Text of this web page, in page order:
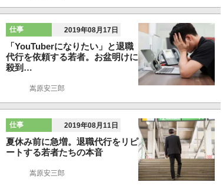
仕事 2019年08月17日
「YouTuberになりたい」と退職
代行を依頼する若者。お盆明けに
殺到…
嵩原安三郎
仕事 2019年08月11日
夏休み前に急増。退職代行をリピ
ートする若者たちの本音
嵩原安三郎